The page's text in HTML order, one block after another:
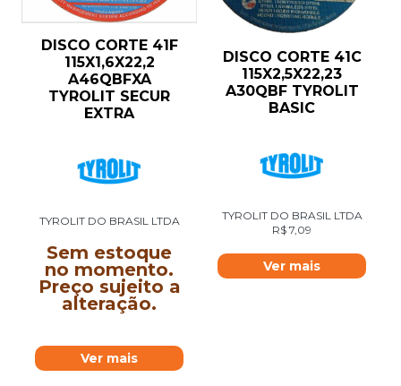
DISCO CORTE 41F
115X1,6X22,2
A46QBFXA
TYROLIT SECUR
EXTRA
TYROLIT DO BRASIL LTDA
Sem estoque
no momento.
Preço sujeito a
alteração.
Ver mais
DISCO CORTE 41C
115X2,5X22,23
A30QBF TYROLIT
BASIC
TYROLIT DO BRASIL LTDA
R$ 7,09
Ver mais